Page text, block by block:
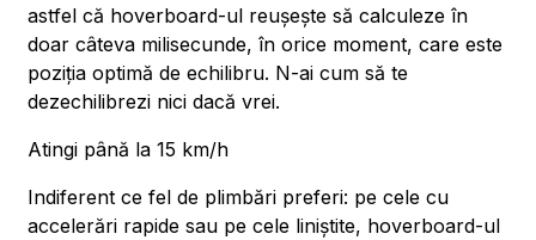
astfel că hoverboard-ul reușește să calculeze în
doar câteva milisecunde, în orice moment, care este
poziția optimă de echilibru. N-ai cum să te
dezechilibrezi nici dacă vrei.
Atingi până la 15 km/h
Indiferent ce fel de plimbări preferi: pe cele cu
accelerări rapide sau pe cele liniștite, hoverboard-ul